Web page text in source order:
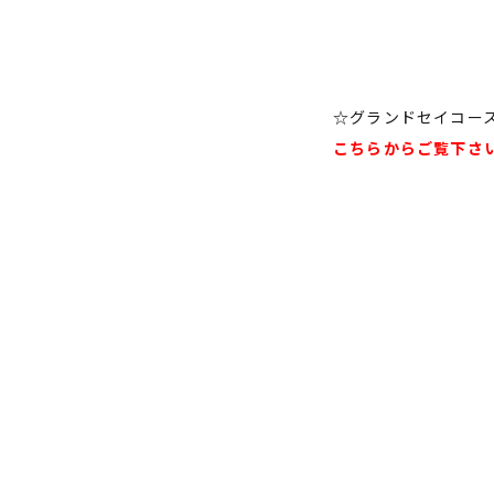
☆グランドセイコー
こちらからご覧下さ